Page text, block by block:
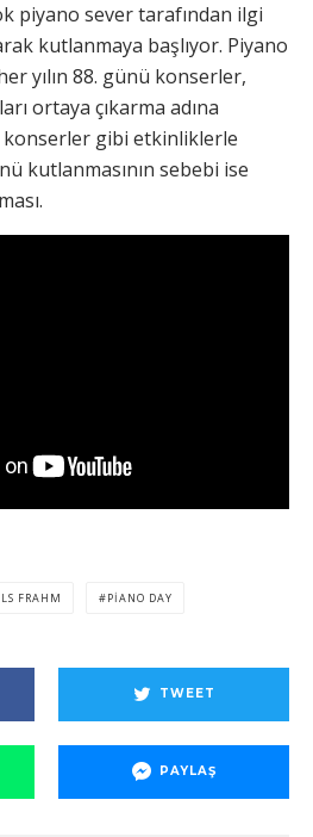
piyano sever tarafından ilgi
kutlanmaya başlıyor. Piyano
yılın 88. günü konserler,
ortaya çıkarma adına
konserler gibi etkinliklerle
kutlanmasının sebebi ise
FRAHM PIANO DAY
TWEET
PAYLAŞ